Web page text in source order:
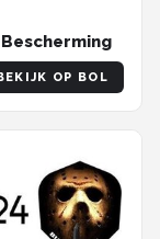
OP BOL